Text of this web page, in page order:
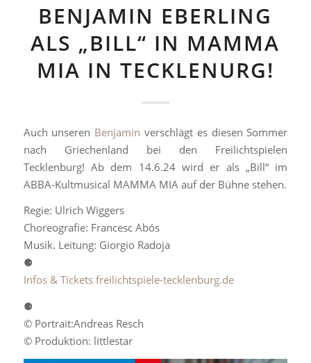
BENJAMIN EBERLING
ALS „BILL“ IN MAMMA
MIA IN TECKLENURG!
Auch unseren Benjamin verschlägt es diesen Sommer
nach Griechenland bei den Freilichtspielen
Tecklenburg! Ab dem 14.6.24 wird er als „Bill“ im
ABBA-Kultmusical MAMMA MIA auf der Bühne stehen.
Regie: Ulrich Wiggers
Choreografie: Francesc Abós
Musik. Leitung: Giorgio Radoja
⚈
Infos & Tickets freilichtspiele-tecklenburg.de
⚈
© Portrait:Andreas Resch
© Produktion: littlestar